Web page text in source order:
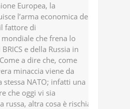
Europea, la
l’arma economica della
fattore di
che frena lo
e della Russia in
a dire che, come
minaccia viene da
stessa NATO; infatti una
che oggi vi sia
russa, altra cosa è rischiare